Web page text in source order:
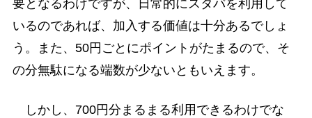
要となるわけですが、日常的にスタバを利用して
いるのであれば、加入する価値は十分あるでしょ
う。また、50円ごとにポイントがたまるので、そ
の分無駄になる端数が少ないともいえます。
しかし、700円分まるまる利用できるわけでな